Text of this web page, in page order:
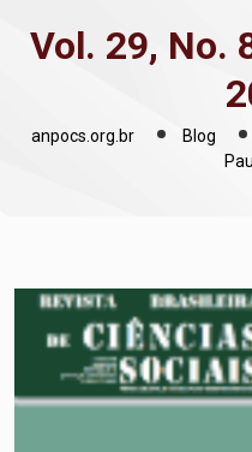
Vol. 29, No.
anpocs.org.br Blog